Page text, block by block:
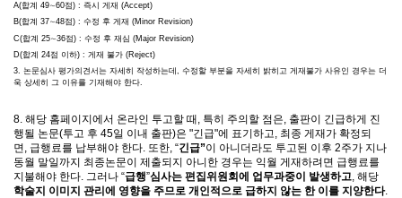
A(합계 49∼60점) : 즉시 게재 (Accept)
B(합계 37∼48점) : 수정 후 게재 (Minor Revision)
C(합계 25∼36점) : 수정 후 재심 (Major Revision)
D(합계 24점 이하) : 게재 불가 (Reject)
3. 논문심사 평가의견서는 자세히 작성하는데, 수정할 부분을 자세히 밝히고 게재불가 사유인 경우는 더
욱 상세히 그 이유를 기재해야 한다.
8. 해당 홈페이지에서 온라인 투고할 때 , 특히 주의할 점은, 출판이 긴급하게 진
행될 논문(투고 후 45일 이내 출판)은 "긴급"에 표기하고, 최종 게재가 확정되
면 , 급행료를 납부해야 한다. 또한, “긴급”이 아니더라도 투고된 이후 2주가 지나
동월 말일까지 최종논문이 제출되지 아니한 경우는 익월 게재하려면 급행료를
지불해야 한다. 그러나 “급행”심사는 편집위원회에 업무과중이 발생하고, 해당
학술지 이미지 관리에 영향을 주므로 개인적으로 급하지 않는 한 이를 지양한다.